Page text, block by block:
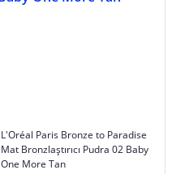
L'Oréal Paris Bronze to Paradise
Mat Bronzlaştırıcı Pudra 02 Baby
One More Tan